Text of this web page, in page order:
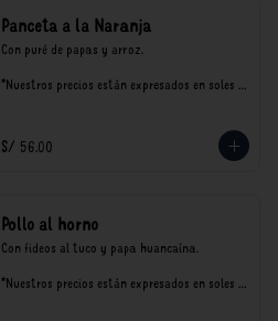
Panceta a la Naranja
Con puré de papas y arroz.
*Nuestros precios están expresados en soles e
S/ 56.00
Pollo al horno
Con fideos al tuco y papa huancaína.
*Nuestros precios están expresados en soles e